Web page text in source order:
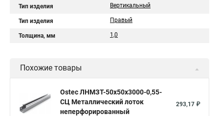
Тип изделия Вертикальный
Тип изделия Правый
Толщина, мм 1,0
Похожие товары
Ostec ЛНМЗТ-50х50х3000-0,55-
СЦ Металлический лоток
неперфорированный
293,17 ₽